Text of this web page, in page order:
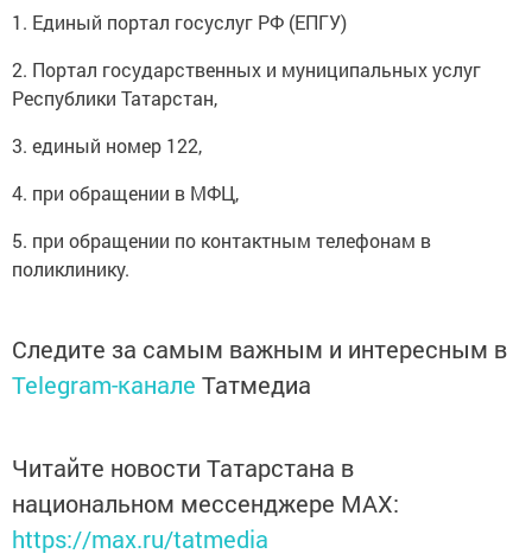
1. Единый портал госуслуг РФ (ЕПГУ)
2. Портал государственных и муниципальных услуг
Республики Татарстан,
3. единый номер 122,
4. при обращении в МФЦ,
5. при обращении по контактным телефонам в
поликлинику.
Следите за самым важным и интересным в
Telegram-канале Татмедиа
Читайте новости Татарстана в
национальном мессенджере MАХ:
https://max.ru/tatmedia